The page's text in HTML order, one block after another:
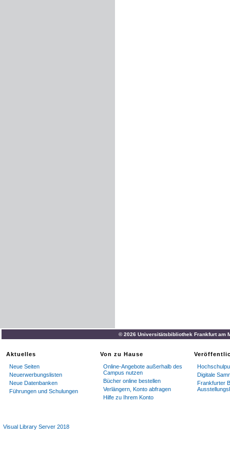
© 2026 Universitätsbibliothek Frankfurt am
Aktuelles
Neue Seiten
Neuerwerbungslisten
Neue Datenbanken
Führungen und Schulungen
Von zu Hause
Online-Angebote außerhalb des
Campus nutzen
Bücher online bestellen
Verlängern, Konto abfragen
Hilfe zu Ihrem Konto
Digitale
Frankfurter
Visual Library Server 2018